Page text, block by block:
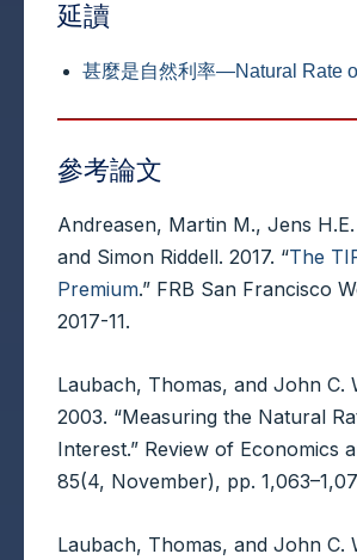
延讀
甚麼是自然利率—Natural Rate
參考論文
Andreasen, Martin M., Jens
and Simon Riddell. 2017. “The
Premium.” FRB San Francisco
2017-11.
Laubach, Thomas, and John C.
2003. “Measuring the Natural
Interest.” Review of Economics
85(4, November), pp.
Laubach, Thomas, and John C.